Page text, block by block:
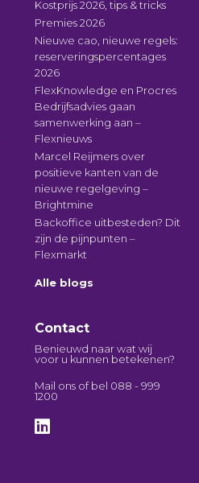
Kostprijs 2026, tips & tricks
Premies 2026
Nieuwe cao, nieuwe regels:
reserveringspercentages
2026
FlexKnowledge en Procres
Bedrijfsadvies gaan
samenwerking aan –
Flexnieuws
Marcel Reijmers over
positieve kanten van de
nieuwe regelgeving –
Brightmine
Backoffice uitbesteden? Dit
zijn de pijnpunten –
Flexmarkt
Alle blogs
Contact
Benieuwd naar wat wij
voor u kunnen betekenen?
Mail ons of bel 088 - 999
1200